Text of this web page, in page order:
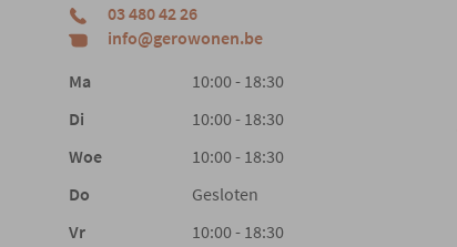
03 480 42 26
info@gerowonen.be
Ma
10:00 - 18:30
Di
10:00 - 18:30
Woe
10:00 - 18:30
Do
Gesloten
Vr
10:00 - 18:30